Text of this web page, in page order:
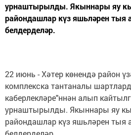
урнаштырылды. Якыннары яу
райондашлар күз яшьләрен тыя
белдерделәр.
22 июнь - Хәтер көнендә район
комплекска тантаналы
каберлекләре"ннән алып
урнаштырылды. Якыннары яу
райондашлар күз яшьләрен тыя